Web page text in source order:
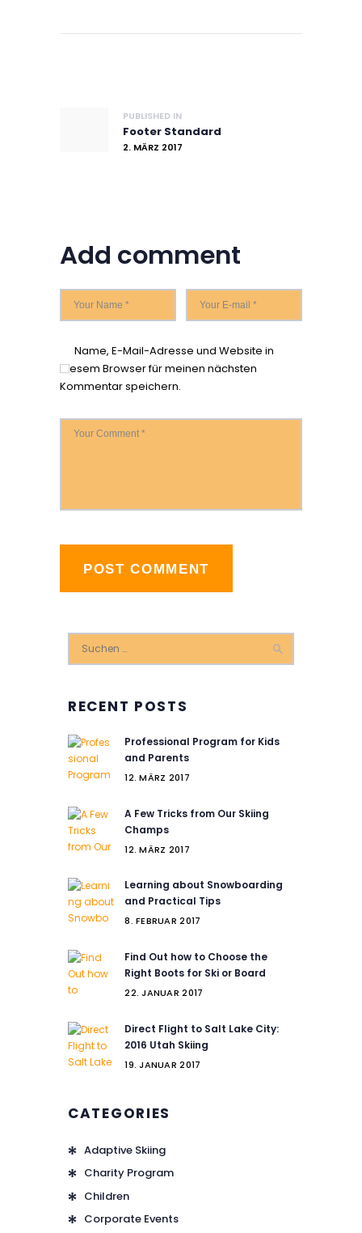
PUBLISHED IN
Footer Standard
2. MÄRZ 2017
Add comment
Name, E-Mail-Adresse und Website in
diesem Browser für meinen nächsten
Kommentar speichern.
nach:
RECENT POSTS
Professional Program for Kids
and Parents
12. MÄRZ 2017
A Few Tricks from Our Skiing
Champs
12. MÄRZ 2017
Learning about Snowboarding
and Practical Tips
8. FEBRUAR 2017
Find Out how to Choose the
Right Boots for Ski or Board
22. JANUAR 2017
Direct Flight to Salt Lake City:
2016 Utah Skiing
19. JANUAR 2017
CATEGORIES
Adaptive Skiing
Charity Program
Children
Corporate Events